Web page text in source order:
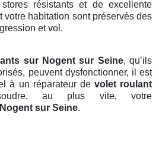
résistants et de excellente
votre habitation sont préservés des
et vol.
sur Nogent sur Seine, qu’ils
peuvent dysfonctionner, il est
à un réparateur de volet roulant
au plus vite, votre
sur Seine.